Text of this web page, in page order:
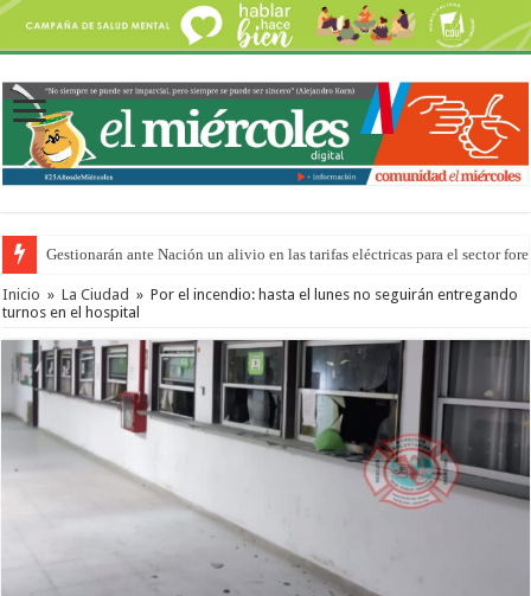
Gestionarán ante Nación un alivio en las tarifas eléctricas para el sector
La media sanción a la ley de Inviolabilidad ya ingresó en revisión a
Inicio » La Ciudad » Por el incendio: hasta el lunes no seguirán entregando
turnos en el hospital